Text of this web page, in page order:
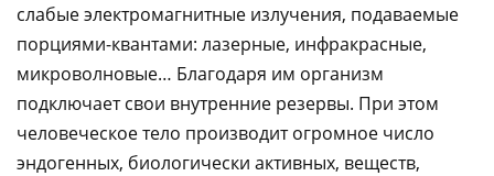
слабые электромагнитные излучения, подаваемые
порциями-квантами: лазерные, инфракрасные,
микроволновые… Благодаря им организм
подключает свои внутренние резервы. При этом
человеческое тело производит огромное число
эндогенных, биологически активных, веществ,